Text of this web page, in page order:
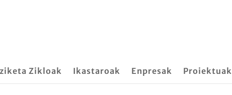
Zikloak Ikastaroak Enpresak Proiektuak